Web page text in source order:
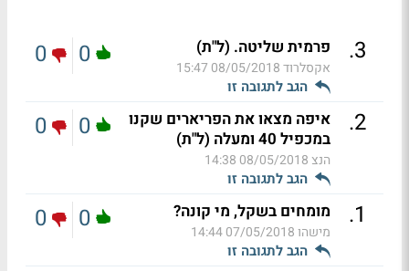
3
. פרמית שליטה. (ל"ת)
אקסלרוד08/05/2018 15:47
הגב לתגובה זו
0
0
2
.
איפה מצאו את הפריארים שקנו
במכפיל 40 ומעלה (ל"ת)
הנצ 08/05/2018 14:38
הגב לתגובה זו
0
0
1
. מומחים בשקל, מי קונה?
מישהו07/05/2018 14:44
הגב לתגובה זו
0
0